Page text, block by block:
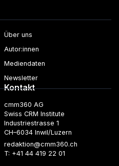
Über uns
Autor:innen
Mediendaten
Newsletter
Kontakt
cmm360 AG
Swiss CRM Institute
Industriestrasse 1
CH–6034 Inwil/Luzern
redaktion@cmm360.ch
T: +41 44 419 22 01